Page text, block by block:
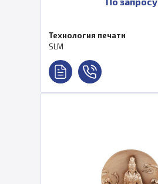
Технология печати
SLM